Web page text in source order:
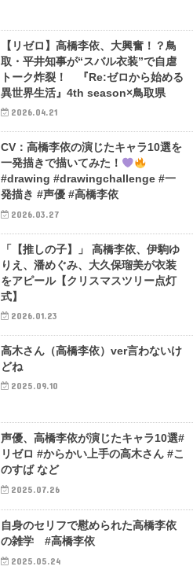
【リゼロ】高橋李依、大興奮！？鳥
取・平井知事が“スバル衣装”で自虐
トーク炸裂！ 『Re:ゼロから始める
異世界生活』4th season×鳥取県
2026.04.21
CV：高橋李依の演じたキャラ10選を
一発描きで描いてみた！
#drawing #drawingchallenge #一
発描き #声優 #高橋李依
2026.03.27
「【推しの子】」 高橋李依、伊駒ゆ
りえ、潘めぐみ、大久保瑠美が衣装
をアピール【クリスマスツリー点灯
式】
2026.01.23
高木さん（高橋李依）ver言わないけ
どね
2025.09.10
声優、高橋李依が演じたキャラ10選#
リゼロ #からかい上手の高木さん #こ
のすば など
2025.07.26
自身のセリフで慰められた高橋李依
の雑学 #高橋李依
2025.05.24